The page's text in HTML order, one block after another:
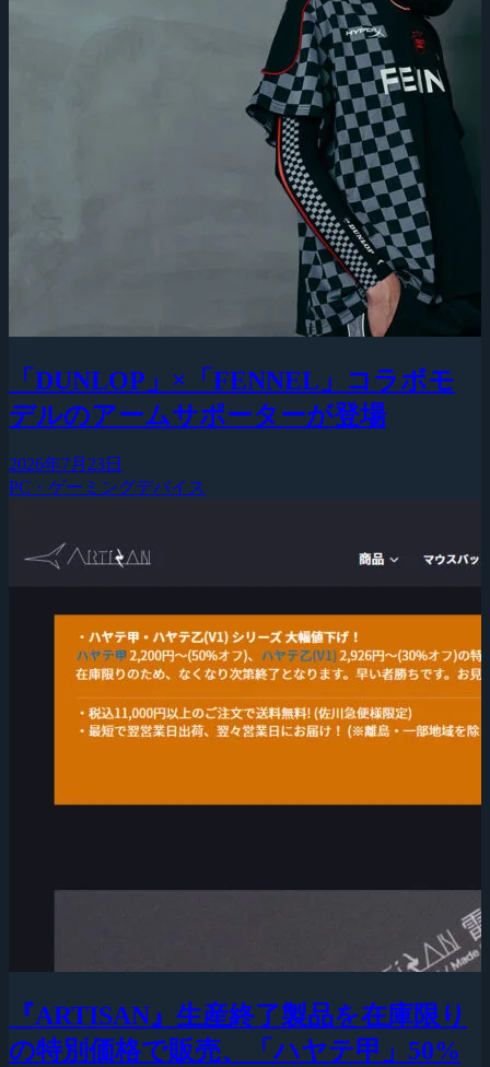
「DUNLOP」×「FENNEL」コラボモ
デルのアームサポーターが登場
2026年7月23日
PC・ゲーミングデバイス
『ARTISAN』生産終了製品を在庫限り
の特別価格で販売、「ハヤテ甲」50%